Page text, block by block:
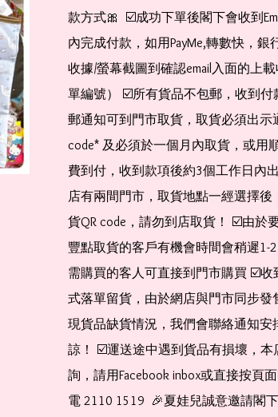
款方式🎀  ☑️成功下單後閣下會收到
內完成付款，如用PayMe,轉數快，
收據/螢幕截圖到確認email入面的上
單編號） ☑️所有貨品不包郵，收到付
郵通知可到門市取貨，取貨必須出示
code* 及必須於一個月內取貨，或用
費到付，收到款項後約3個工作日內
店有兩間門市，取貨地點一經選擇後
貨QR code，請勿到店取貨！ ☑️由於
豐點取貨的客戶有機會時間會稍遲1-
需購買的客人可直接到門市購買 ☑️收
式落單留貨，由於網店與門市同步發
現貨品缺貨情況，我們會聯絡通知安
諒！ ☑️運送途中遇到貨品有損壞，本
詢，請用Facebook inbox或直接按頁
電 2110 1519  🎉夏娃兒誠意邀請閣